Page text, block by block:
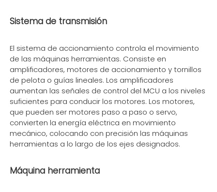
Sistema de transmisión
El sistema de accionamiento controla el movimiento
de las máquinas herramientas. Consiste en
amplificadores, motores de accionamiento y tornillos
de pelota o guías lineales. Los amplificadores
aumentan las señales de control del MCU a los niveles
suficientes para conducir los motores. Los motores,
que pueden ser motores paso a paso o servo,
convierten la energía eléctrica en movimiento
mecánico, colocando con precisión las máquinas
herramientas a lo largo de los ejes designados.
Máquina herramienta